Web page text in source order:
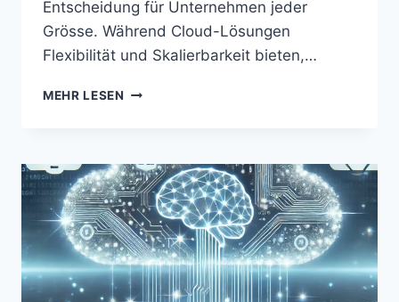
Entscheidung für Unternehmen jeder
Grösse. Während Cloud-Lösungen
Flexibilität und Skalierbarkeit bieten,…
MEHR LESEN